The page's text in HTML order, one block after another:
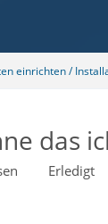
einrichten /
das
Erledigt